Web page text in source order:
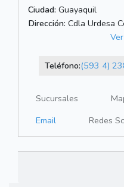
Ciudad: Guayaquil
Dirección: Cdla Urdesa
Teléfono:(593 4)
Sucursales
Email
Redes